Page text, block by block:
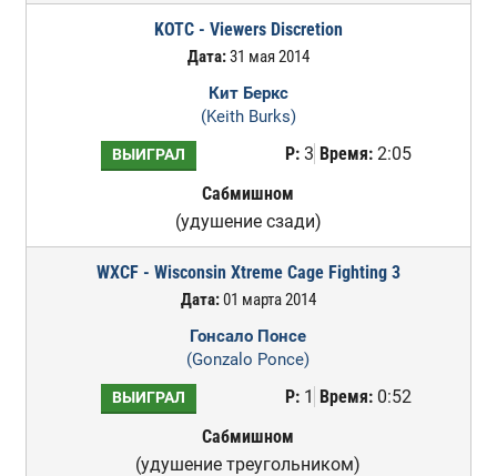
KOTC - Viewers Discretion
Дата:31 мая 2014
Кит Беркс
(Keith Burks)
ВЫИГРАЛ Р:3 Время:2:05
Сабмишном
(удушение сзади)
WXCF - Wisconsin Xtreme Cage Fighting 3
Дата:01 марта 2014
Гонсало Понсе
(Gonzalo Ponce)
ВЫИГРАЛ Р:1 Время:0:52
Сабмишном
(удушение треугольником)